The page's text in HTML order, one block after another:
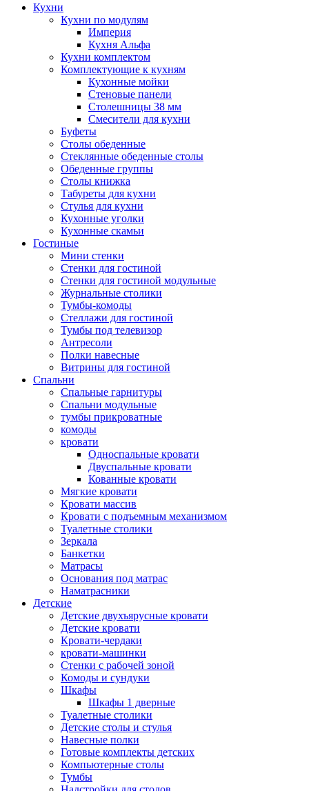
Кухни
Кухни по модулям
Империя
Кухня Альфа
Кухни комплектом
Комплектующие к кухням
Кухонные мойки
Стеновые панели
Столешницы 38 мм
Смесители для кухни
Буфеты
Столы обеденные
Стеклянные обеденные столы
Обеденные группы
Столы книжка
Табуреты для кухни
Стулья для кухни
Кухонные уголки
Кухонные скамьи
Гостиные
Мини стенки
Стенки для гостиной
Стенки для гостиной модульные
Журнальные столики
Тумбы-комоды
Стеллажи для гостиной
Тумбы под телевизор
Антресоли
Полки навесные
Витрины для гостиной
Спальни
Спальные гарнитуры
Спальни модульные
тумбы прикроватные
комоды
кровати
Односпальные кровати
Двуспальные кровати
Кованные кровати
Мягкие кровати
Кровати массив
Кровати с подъемным механизмом
Туалетные столики
Зеркала
Банкетки
Матрасы
Основания под матрас
Наматрасники
Детские
Детские двухъярусные кровати
Детские кровати
Кровати-чердаки
кровати-машинки
Стенки с рабочей зоной
Комоды и сундуки
Шкафы
Шкафы 1 дверные
Туалетные столики
Детские столы и стулья
Навесные полки
Готовые комплекты детских
Компьютерные столы
Тумбы